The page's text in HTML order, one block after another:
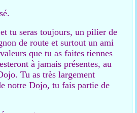
tu seras toujours, un pilier de
de route et surtout un ami
que tu as faites tiennes
à jamais présentes, au
Tu as très largement
notre Dojo, tu fais partie de